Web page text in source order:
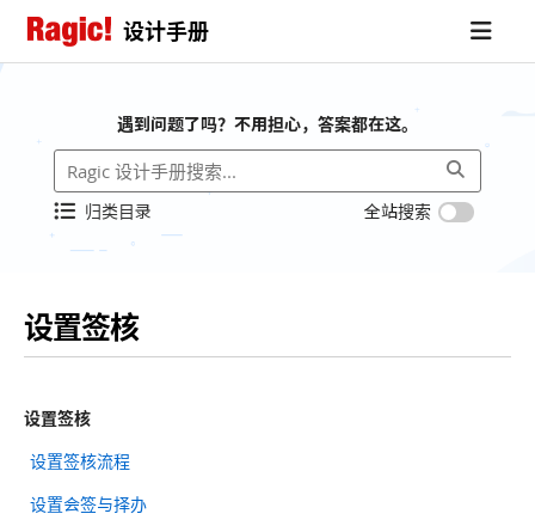
设计手册
遇到问题了吗？不用担心，答案都在这。
归类目录 全站搜索
设置签核
设置签核
设置签核流程
设置会签与择办